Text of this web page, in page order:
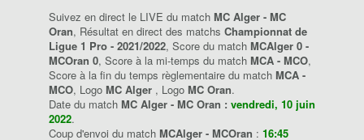
Suivez en direct le LIVE du match MC Alger - MC
Oran, Résultat en direct des matchs Championnat de
Ligue 1 Pro - 2021/2022, Score du match MCAlger 0 -
MCOran 0, Score à la mi-temps du match MCA - MCO,
Score à la fin du temps règlementaire du match MCA -
MCO, Logo MC Alger , Logo MC Oran.
Date du match MC Alger - MC Oran : vendredi, 10 juin
2022.
Coup d'envoi du match MCAlger - MCOran : 16:45